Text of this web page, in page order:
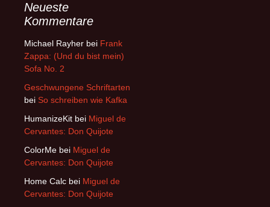
Neueste
Kommentare
Michael Rayher bei Frank
Zappa: (Und du bist mein)
Sofa No. 2
Geschwungene Schriftarten
bei So schreiben wie Kafka
HumanizeKit bei Miguel de
Cervantes: Don Quijote
ColorMe bei Miguel de
Cervantes: Don Quijote
Home Calc bei Miguel de
Cervantes: Don Quijote